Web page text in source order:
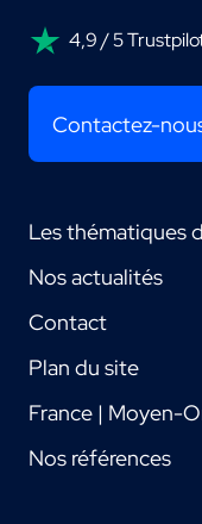
4,9 / 5
Contactez-
Les thématiques
Nos actualités
Contact
Plan du site
France | Moyen-
Nos références